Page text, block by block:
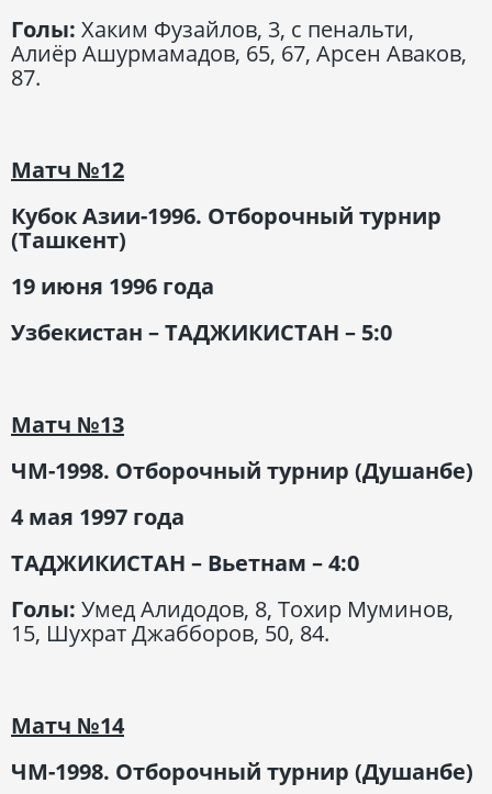
Голы: Хаким Фузайлов, 3, с пенальти,
Алиёр Ашурмамадов, 65, 67, Арсен Аваков,
87.
Матч №12
Кубок Азии-1996. Отборочный турнир
(Ташкент)
19 июня 1996 года
Узбекистан – ТАДЖИКИСТАН – 5:0
Матч №13
ЧМ-1998. Отборочный турнир (Душанбе)
4 мая 1997 года
ТАДЖИКИСТАН – Вьетнам – 4:0
Голы: Умед Алидодов, 8, Тохир Муминов,
15, Шухрат Джабборов, 50, 84.
Матч №14
ЧМ-1998. Отборочный турнир (Душанбе)